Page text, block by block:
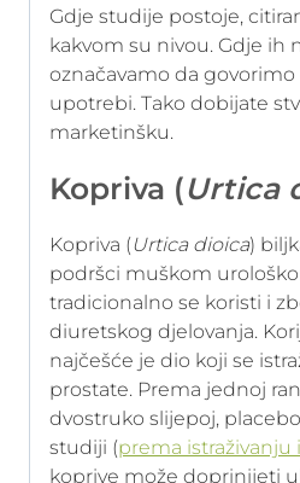
Gdje studije postoje,
kakvom su nivou. Gdje ih
označavamo da
upotrebi. Tako dobijate
marketinšku.
Kopriva (Urtica
Kopriva (Urtica dioica)
podršci muškom
tradicionalno se koristi i
diuretskog djelovanja.
najčešće je dio koji se
prostate. Prema jednoj
dvostruko slijepoj,
studiji (prema istraživanju
koprive može doprinijeti